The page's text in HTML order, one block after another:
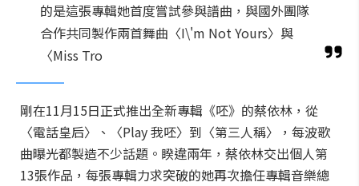
的是這張專輯她首度嘗試參與譜曲，與國外團隊
合作共同製作兩首舞曲〈I\'m Not Yours〉與
〈Miss Tro
剛在11月15日正式推出全新專輯《呸》的蔡依林，從
〈電話皇后〉、〈Play 我呸〉到〈第三人稱〉，每波歌
曲曝光都製造不少話題。睽違兩年，蔡依林交出個人第
13張作品，每張專輯力求突破的她再次擔任專輯音樂總